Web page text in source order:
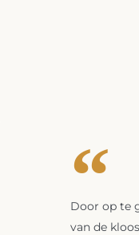
Door op te
van de